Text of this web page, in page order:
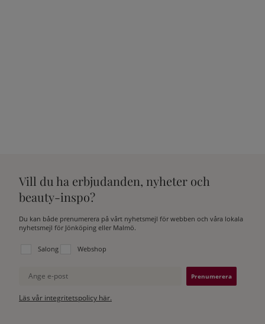
Vill du ha erbjudanden, nyheter och
beauty-inspo?
Du kan både prenumerera på vårt nyhetsmejl för webben och våra lokala
nyhetsmejl för Jönköping eller Malmö.
Välj vilken lista du vill prenumerera på:
Salong Webshop
Ange e-post
Läs vår integritetspolicy här.